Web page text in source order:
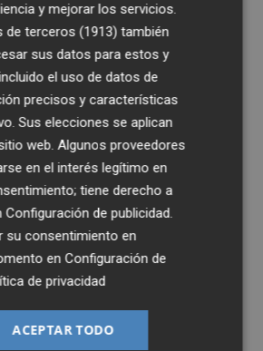
y mejorar los servicios.
de terceros (1913) también
sus datos para estos y
el uso de datos de
precisos y características
Sus elecciones se aplican
web. Algunos proveedores
en el interés legítimo en
tiene derecho a
Configuración de publicidad.
su consentimiento en
enConfiguración de
de privacidad
ACEPTAR TODO